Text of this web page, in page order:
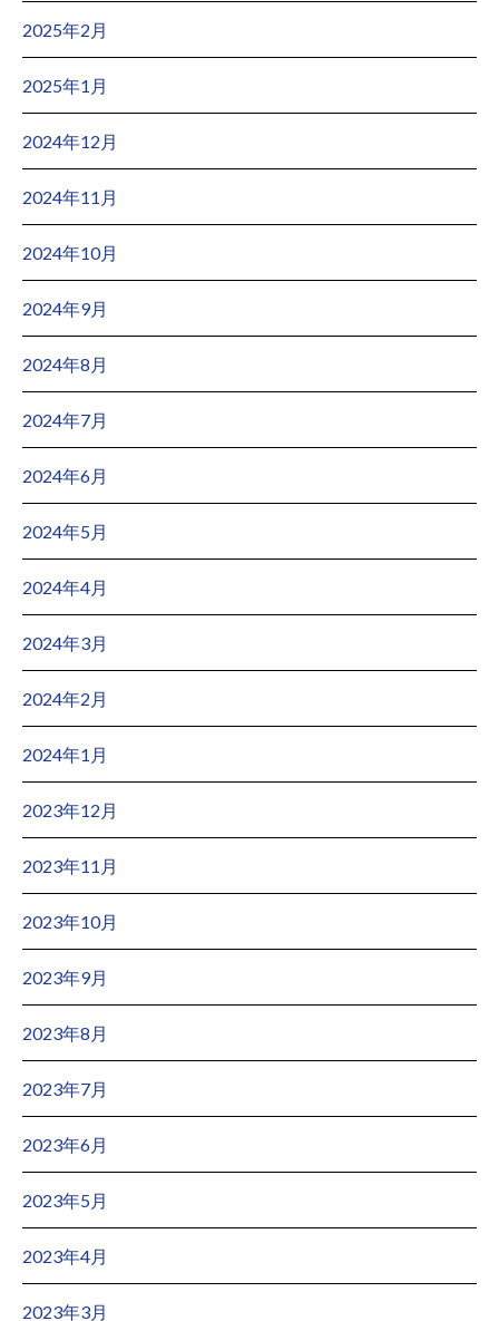
2025年2月
2025年1月
2024年12月
2024年11月
2024年10月
2024年9月
2024年8月
2024年7月
2024年6月
2024年5月
2024年4月
2024年3月
2024年2月
2024年1月
2023年12月
2023年11月
2023年10月
2023年9月
2023年8月
2023年7月
2023年6月
2023年5月
2023年4月
2023年3月